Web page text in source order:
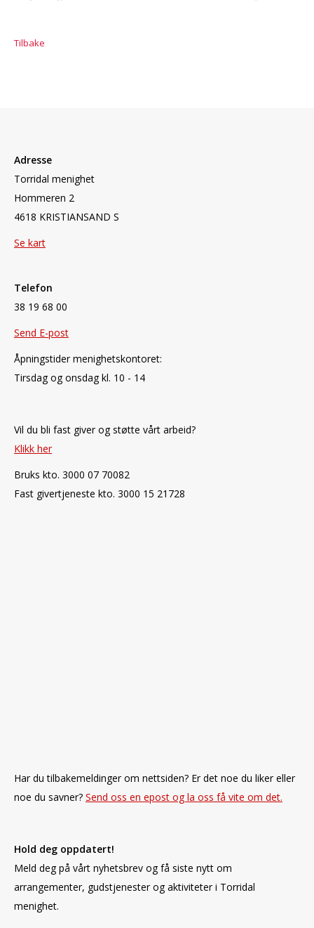
Tilbake
Adresse
Torridal menighet
Hommeren 2
4618 KRISTIANSAND S
Se kart
Telefon
38 19 68 00
Send E-post
Åpningstider menighetskontoret:
Tirsdag og onsdag kl. 10 - 14
Vil du bli fast giver og støtte vårt arbeid?
Klikk her
Bruks kto. 3000 07 70082
Fast givertjeneste kto. 3000 15 21728
Har du tilbakemeldinger om nettsiden? Er det noe du liker eller
noe du savner? Send oss en epost og la oss få vite om det.
Hold deg oppdatert!
Meld deg på vårt nyhetsbrev og få siste nytt om
arrangementer, gudstjenester og aktiviteter i Torridal
menighet.